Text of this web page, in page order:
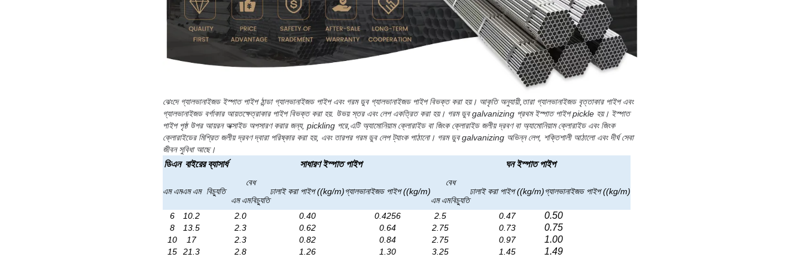
ঝেংদে গ্যালভানাইজড ইস্পাত পাইপ ঠান্ডা গ্যালভানাইজড পাইপ এবং গরম ডুব গ্যালভানাইজড পাইপ বিভক্ত করা হয়। আকৃতি অনুযায়ী,তারা গ্যালভানাইজড বৃত্তাকার পাইপ এবং
গ্যালভানাইজড বর্গাকার আয়তক্ষেত্রাকার পাইপ বিভক্ত করা হয়. উভয় স্তর এবং লেপ একত্রিত করা হয়। গরম ডুব galvanizing প্রথম ইস্পাত পাইপ pickle হয়। ইস্পাত
পাইপ পৃষ্ঠ উপর আয়রন অক্সাইড অপসারণ করার জন্য, pickling পরে,এটি অ্যামোনিয়াম ক্লোরাইড বা জিংক ক্লোরাইড জলীয় দ্রবণ বা অ্যামোনিয়াম ক্লোরাইড এবং জিংক
ক্লোরাইডের মিশ্রিত জলীয় দ্রবণ দ্বারা পরিষ্কার করা হয়, এবং তারপর গরম ডুব লেপ ট্যাংক পাঠানো। গরম ডুব galvanizing অভিন্ন লেপ, শক্তিশালী আঠালো এবং দীর্ঘ সেবা
জীবন সুবিধা আছে।
ডিএন বাইরের ব্যাসার্ধ সাধারণ ইস্পাত পাইপ ঘন ইস্পাত পাইপ
এম এমএম এম বিচ্যুতি
বেধ
ঢালাই করা পাইপ ((kg/m)গ্যালভানাইজড পাইপ ((kg/m)
বেধ
ঢালাই করা পাইপ ((kg/m)গ্যালভানাইজড পাইপ ((kg/m)
এম এমবিচ্যুতি এম এমবিচ্যুতি
6
10.2 2.0 0.40 0.4256 2.5 0.47 0.50
8 13.5 2.3 0.62 0.64 2.75 0.73 0.75
10 17 2.3 0.82 0.84 2.75 0.97 1.00
15 21.3 2.8 1.26 1.30 3.25 1.45 1.49